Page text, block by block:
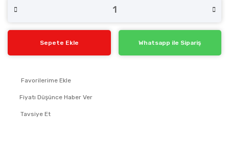
Sepete Ekle Whatsapp ile Sipariş
Fiyatı Düşünce Haber Ver
Tavsiye Et